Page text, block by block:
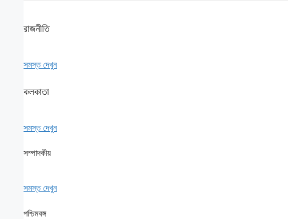
রাজনীতি
সমস্ত দেখুন
কলকাতা
সমস্ত দেখুন
সম্পাদকীয়
সমস্ত দেখুন
পশ্চিমবঙ্গ